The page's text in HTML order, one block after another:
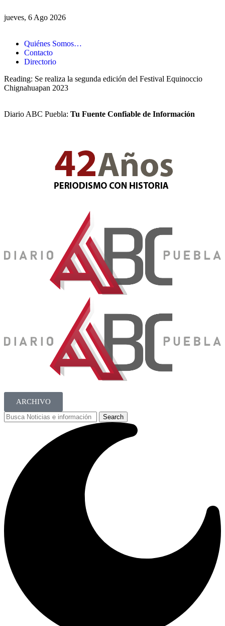
jueves, 6 Ago 2026
Quiénes Somos…
Contacto
Directorio
Reading: Se realiza la segunda edición del Festival Equinoccio
Chignahuapan 2023
Diario ABC Puebla: Tu Fuente Confiable de Información
ARCHIVO